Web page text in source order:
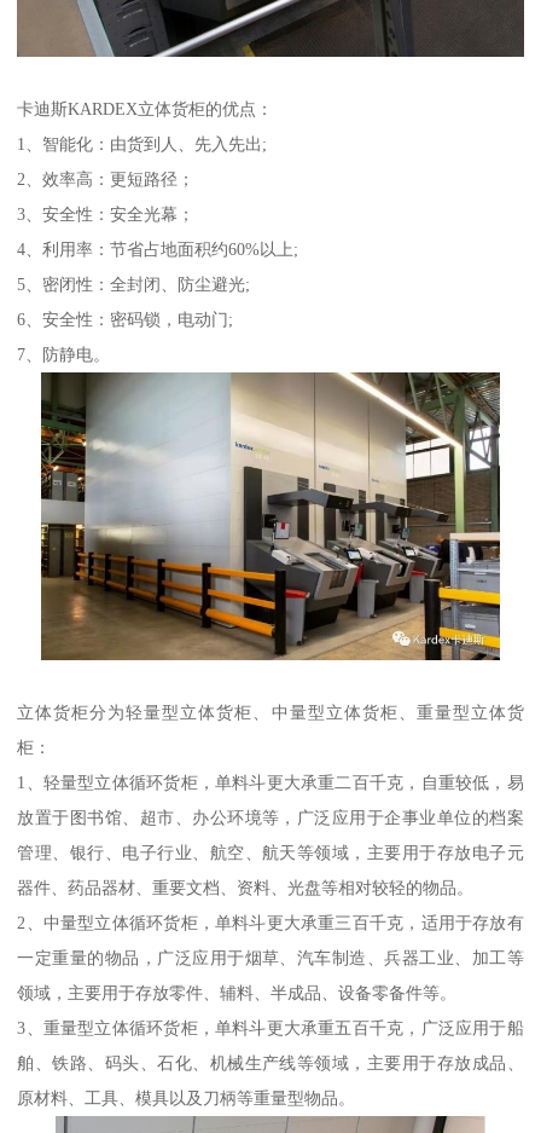
卡迪斯KARDEX立体货柜的优点：
1、智能化：由货到人、先入先出;
2、效率高：更短路径；
3、安全性：安全光幕；
4、利用率：节省占地面积约60%以上;
5、密闭性：全封闭、防尘避光;
6、安全性：密码锁，电动门;
7、防静电。
立体货柜分为轻量型立体货柜、中量型立体货柜、重量型立体货
柜：
1、轻量型立体循环货柜，单料斗更大承重二百千克，自重较低，易
放置于图书馆、超市、办公环境等，广泛应用于企事业单位的档案
管理、银行、电子行业、航空、航天等领域，主要用于存放电子元
器件、药品器材、重要文档、资料、光盘等相对较轻的物品。
2、中量型立体循环货柜，单料斗更大承重三百千克，适用于存放有
一定重量的物品，广泛应用于烟草、汽车制造、兵器工业、加工等
领域，主要用于存放零件、辅料、半成品、设备零备件等。
3、重量型立体循环货柜，单料斗更大承重五百千克，广泛应用于船
舶、铁路、码头、石化、机械生产线等领域，主要用于存放成品、
原材料、工具、模具以及刀柄等重量型物品。